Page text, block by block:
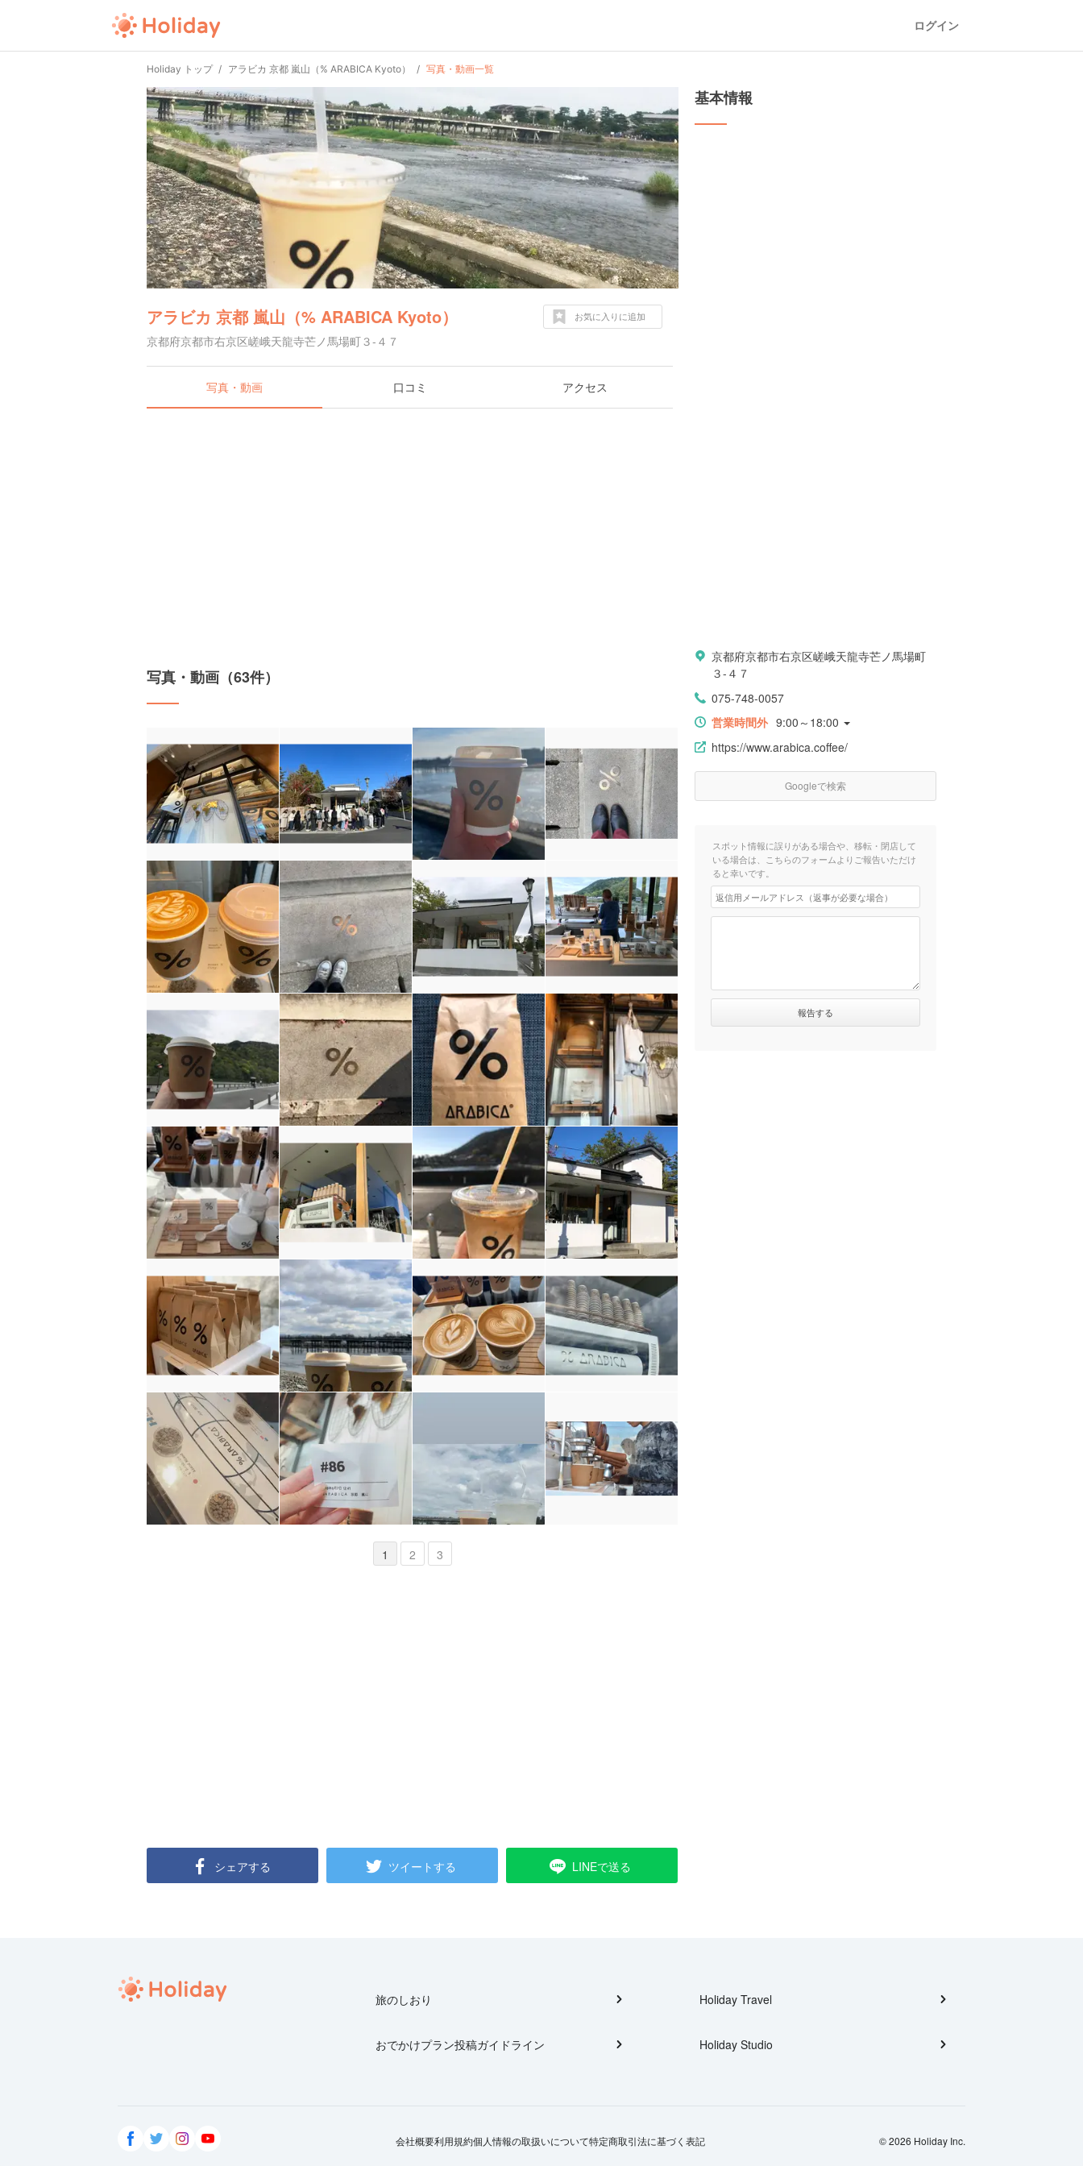
ログイン
Holiday トップ アラビカ 京都 嵐山（% ARABICA Kyoto） 写真・動画一覧
アラビカ 京都 嵐山（% ARABICA Kyoto）
京都府京都市右京区嵯峨天龍寺芒ノ馬場町３-４７
お気に入りに追加
写真・動画 口コミ アクセス
写真・動画（63件）
1 2 3
シェアする ツイートする LINEで送る
基本情報
京都府京都市右京区嵯峨天龍寺芒ノ馬場町
３-４７
075-748-0057
営業時間外 9:00～18:00
https://www.arabica.coffee/
Googleで検索
スポット情報に誤りがある場合や、移転・閉店して
いる場合は、こちらのフォームよりご報告いただけ
ると幸いです。
旅のしおり
おでかけプラン投稿ガイドライン
Holiday Travel
Holiday Studio
会社概要利用規約個人情報の取扱いについて特定商取引法に基づく表記 © 2026 Holiday Inc.